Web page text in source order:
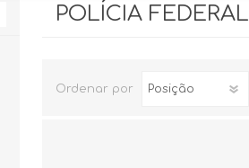
POLÍCIA FEDERAL
Ordenar por